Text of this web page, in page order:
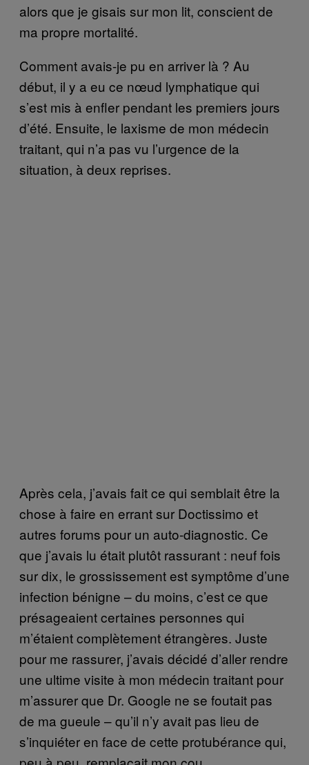
alors que je gisais sur mon lit, conscient de
ma propre mortalité.
Comment avais-je pu en arriver là ? Au
début, il y a eu ce nœud lymphatique qui
s’est mis à enfler pendant les premiers jours
d’été. Ensuite, le laxisme de mon médecin
traitant, qui n’a pas vu l’urgence de la
situation, à deux reprises.
Après cela, j’avais fait ce qui semblait être la
chose à faire en errant sur Doctissimo et
autres forums pour un auto-diagnostic. Ce
que j’avais lu était plutôt rassurant : neuf fois
sur dix, le grossissement est symptôme d’une
infection bénigne – du moins, c’est ce que
présageaient certaines personnes qui
m’étaient complètement étrangères. Juste
pour me rassurer, j’avais décidé d’aller rendre
une ultime visite à mon médecin traitant pour
m’assurer que Dr. Google ne se foutait pas
de ma gueule – qu’il n’y avait pas lieu de
s’inquiéter en face de cette protubérance qui,